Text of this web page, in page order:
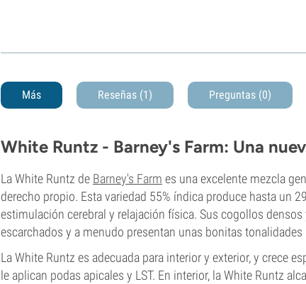
Más Reseñas (1) Preguntas (0)
White Runtz - Barney's Farm: Una
La White Runtz de Barney's Farm es una excelente mezcla
derecho propio. Esta variedad 55% índica produce hasta un
estimulación cerebral y relajación física. Sus cogollos
escarchados y a menudo presentan unas bonitas tonalidades
La White Runtz es adecuada para interior y exterior, y crece
le aplican podas apicales y LST. En interior, la White Runtz